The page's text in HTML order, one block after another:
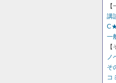
講
一
ノ
そ
コ